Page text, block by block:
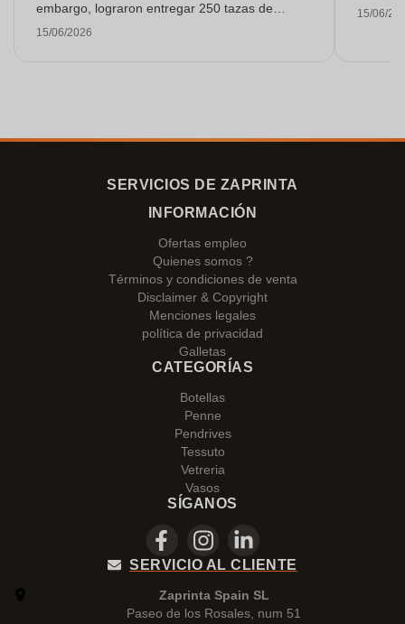
embargo, lograron entregar 250 tazas de
esmalte con una impresión excelente a tiempo.
15/06/2026
15/06/
SERVICIOS DE ZAPRINTA
INFORMACIÓN
Ofertas empleo
Quienes somos ?
Términos y condiciones de venta
Disclaimer & Copyright
Menciones legales
política de privacidad
Galletas
CATEGORÍAS
Botellas
Penne
Pendrives
Tessuto
Vetreria
Vasos
SÍGANOS
SERVICIO AL CLIENTE
Zaprinta Spain SL
Paseo de los Rosales, num 51